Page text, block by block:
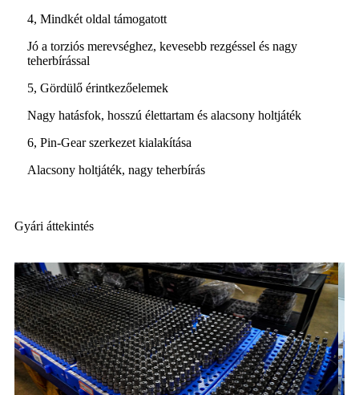
4, Mindkét oldal támogatott
Jó a torziós merevséghez, kevesebb rezgéssel és nagy
teherbírással
5, Gördülő érintkezőelemek
Nagy hatásfok, hosszú élettartam és alacsony holtjáték
6, Pin-Gear szerkezet kialakítása
Alacsony holtjáték, nagy teherbírás
Gyári áttekintés